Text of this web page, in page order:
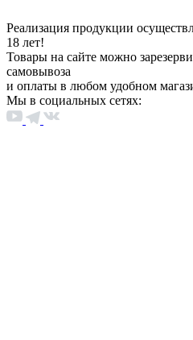
Реализация продукции
18 лет!
Товары на сайте можно
самовывоза
и оплаты в любом удобном
Мы в социальных сетях: